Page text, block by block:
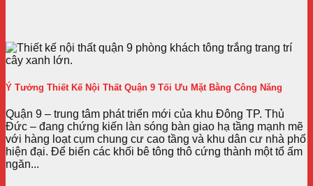
Ý Tưởng Thiết Kế Nội Thất Quận 9 Tối Ưu Mặt Bằng Công Năng
Quận 9 – trung tâm phát triển mới của khu Đông TP. Thủ
Đức – đang chứng kiến làn sóng bàn giao hạ tầng mạnh mẽ
với hàng loạt cụm chung cư cao tầng và khu dân cư nhà phố
hiện đại. Để biến các khối bê tông thô cứng thành một tổ ấm
ngăn...